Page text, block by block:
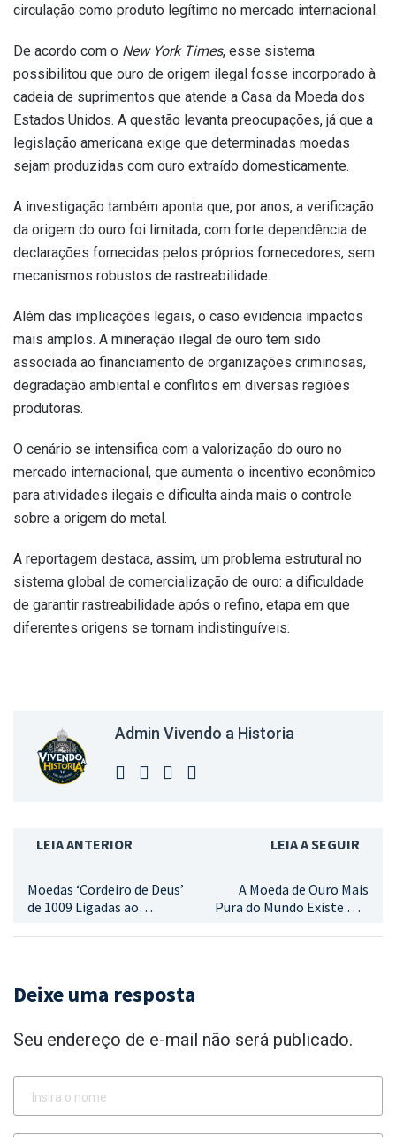
circulação como produto legítimo no mercado internacional.
De acordo com o New York Times, esse sistema
possibilitou que ouro de origem ilegal fosse incorporado à
cadeia de suprimentos que atende a Casa da Moeda dos
Estados Unidos. A questão levanta preocupações, já que a
legislação americana exige que determinadas moedas
sejam produzidas com ouro extraído domesticamente.
A investigação também aponta que, por anos, a verificação
da origem do ouro foi limitada, com forte dependência de
declarações fornecidas pelos próprios fornecedores, sem
mecanismos robustos de rastreabilidade.
Além das implicações legais, o caso evidencia impactos
mais amplos. A mineração ilegal de ouro tem sido
associada ao financiamento de organizações criminosas,
degradação ambiental e conflitos em diversas regiões
produtoras.
O cenário se intensifica com a valorização do ouro no
mercado internacional, que aumenta o incentivo econômico
para atividades ilegais e dificulta ainda mais o controle
sobre a origem do metal.
A reportagem destaca, assim, um problema estrutural no
sistema global de comercialização de ouro: a dificuldade
de garantir rastreabilidade após o refino, etapa em que
diferentes origens se tornam indistinguíveis.
Admin Vivendo a Historia
LEIA ANTERIOR
Moedas ‘Cordeiro de Deus’
de 1009 Ligadas ao
Encontradas na
LEIA A SEGUIR
A Moeda de Ouro Mais
Pura do Mundo Existe — E
Que Ouro
Deixe uma resposta
Seu endereço de e-mail não será publicado.